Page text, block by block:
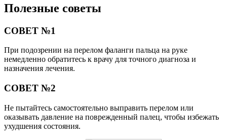
Полезные советы
СОВЕТ №1
При подозрении на перелом фаланги пальца на руке
немедленно обратитесь к врачу для точного диагноза и
назначения лечения.
СОВЕТ №2
Не пытайтесь самостоятельно выправить перелом или
оказывать давление на поврежденный палец, чтобы избежать
ухудшения состояния.